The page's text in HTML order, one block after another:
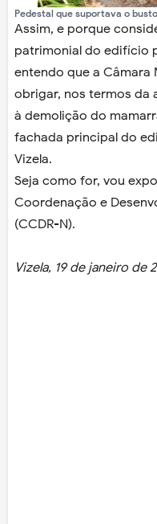
Pedestal que suportava o
Assim, e porque
patrimonial do edifício
entendo que a Câmara
obrigar, nos termos da
à demolição do
fachada principal do
Vizela.
Seja como for, vou
Coordenação e
(CCDR-N).
Vizela, 19 de janeiro de